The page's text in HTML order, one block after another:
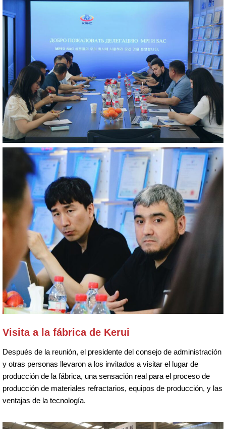
Visita a la fábrica de Kerui
Después de la reunión, el presidente del consejo de administración
y otras personas llevaron a los invitados a visitar el lugar de
producción de la fábrica, una sensación real para el proceso de
producción de materiales refractarios, equipos de producción, y las
ventajas de la tecnología.